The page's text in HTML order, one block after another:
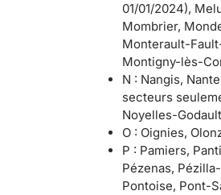
01/01/2024),
Mombrier,
Monterault-
Montigny-lès-
N : Nangis,
secteurs
Noyelles-
O : Oignies,
P : Pamiers,
Pézenas,
Pontoise, Pont-